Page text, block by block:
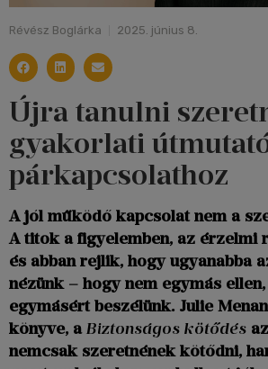
Révész Boglárka 2025. június 8.
Újra tanulni
gyakorlati
párkapcsolathoz
A jól működő kapcsolat nem a
A titok a figyelemben, az érzelmi
és abban rejlik, hogy ugyanabba
nézünk – hogy nem egymás
egymásért beszélünk. Julie
könyve, aBiztonságos kötődés
nemcsak szeretnének kötődni,